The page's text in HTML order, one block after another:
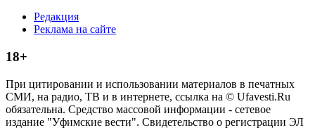
Редакция
Реклама на сайте
18+
При цитировании и использовании материалов в печатных
СМИ, на радио, ТВ и в интернете, ссылка на © Ufavesti.Ru
обязательна. Средство массовой информации - сетевое
издание "Уфимские вести". Свидетельство о регистрации ЭЛ